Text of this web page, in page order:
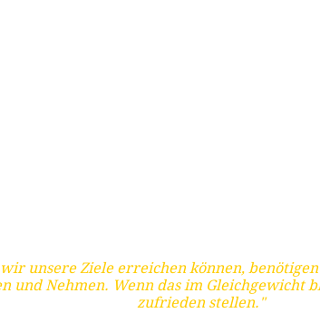
unsere Ziele erreichen können,
und Nehmen. Wenn das im
zufrieden stellen."